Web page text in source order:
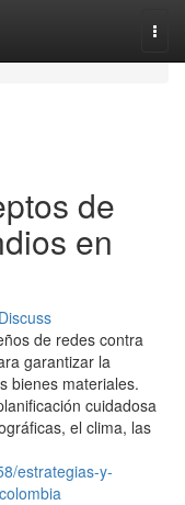
de
en
Discuss
de redes contra
garantizar la
bienes materiales.
cuidadosa
el clima, las
estrategias-y-